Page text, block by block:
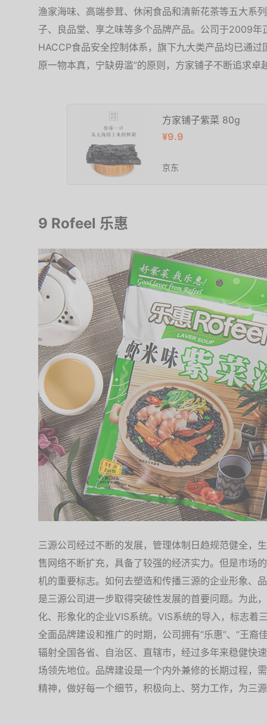
渔家海味、高端参茸、休闲食品和清新花茶等五大系
子、良品堂、享之味等多个品牌产品。公司于2009
HACCP食品安全控制体系，旗下九大类产品均已通
原一物本真，宁缺毋滥”的原则，方家铺子不断追求
方家铺子紫菜 80g
¥9.9
京东
9 Rofeel 乐惠
三源公司经过不断的发展，管理体制日趋规范健全，
售网络不断扩充，具备了较强的经济实力。但是市场
机的重要标志。如何去塑造和传播三源的企业形象、
是三源公司进一步取得突破性发展的首要问题。为此
化、形象化的企业VIS系统。VIS系统的导入，标志着
全面品牌建设和推广的时期，公司拥有“乐惠”、“王裔
辐射全国各省、自治区、直辖市，经过多年来稳健快
场领先地位。品牌建设是一个内外兼修的长期过程，
精神，做好每一个细节，积极向上、努力工作，为三